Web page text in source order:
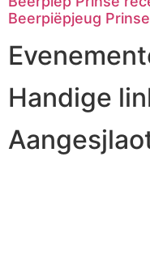
Beerpiëpjeug
Handige